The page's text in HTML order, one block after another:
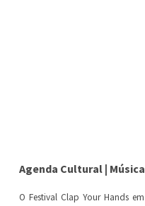
Agenda Cultural | Música
O Festival Clap Your Hands em